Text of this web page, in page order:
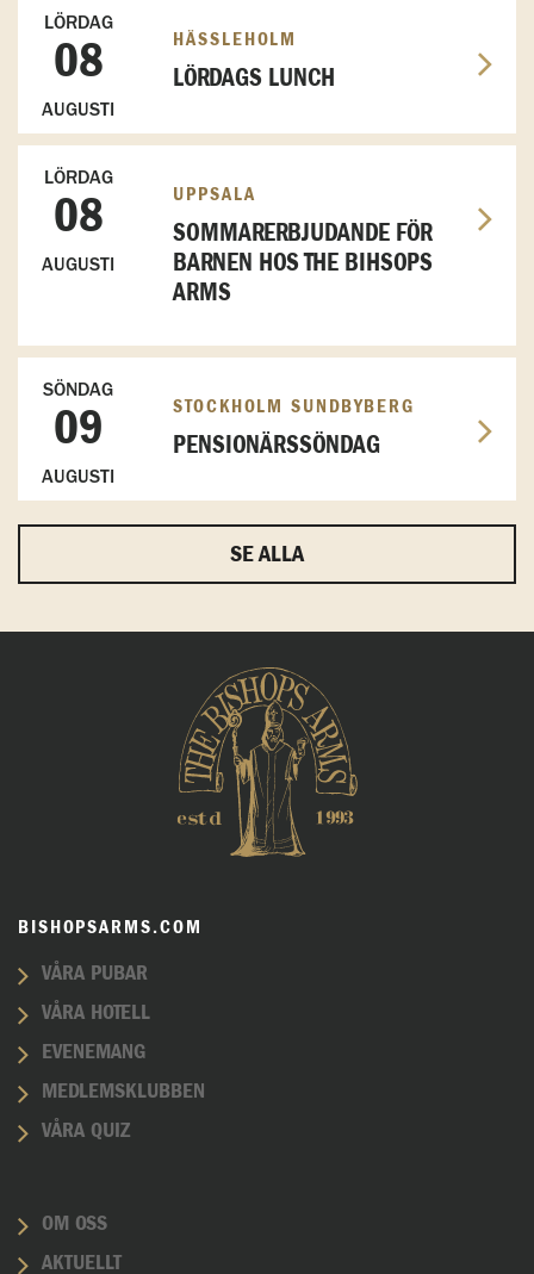
LÖRDAG
08
AUGUSTI
HÄSSLEHOLM
LÖRDAGS LUNCH
LÖRDAG
08
AUGUSTI
UPPSALA
SOMMARERBJUDANDE FÖR
BARNEN HOS THE BIHSOPS
ARMS
SÖNDAG
09
AUGUSTI
STOCKHOLM SUNDBYBERG
PENSIONÄRSSÖNDAG
SE ALLA
BISHOPSARMS.COM
VÅRA PUBAR
VÅRA HOTELL
EVENEMANG
MEDLEMSKLUBBEN
VÅRA QUIZ
OM OSS
AKTUELLT